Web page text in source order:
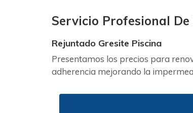
Servicio Profesional
Rejuntado Gresite Piscina
Presentamos los precios para
adherencia mejorando la